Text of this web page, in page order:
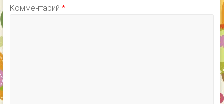
Комментарий *